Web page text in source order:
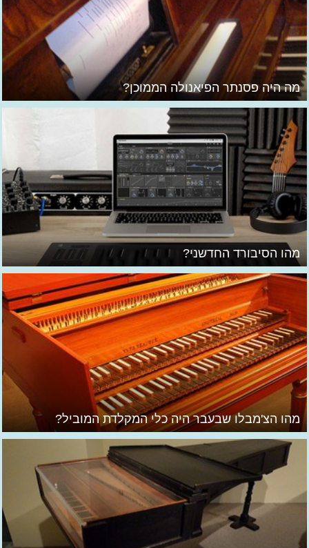
מה היה פסנתר הפיאנולה הממוכן?
מהו הסיבורד החדשני?
מהו הצ'מבלו שבעבר היה כלי המקלדת המוביל?